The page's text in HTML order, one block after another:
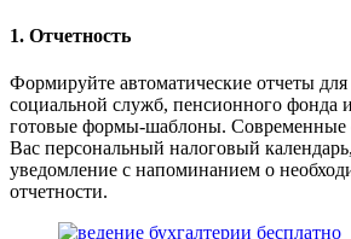
1. Отчетность
Формируйте автоматические отчеты
социальной служб, пенсионного фонда
готовые формы-шаблоны. Современные
Вас персональный налоговый
уведомление с напоминанием о
отчетности.